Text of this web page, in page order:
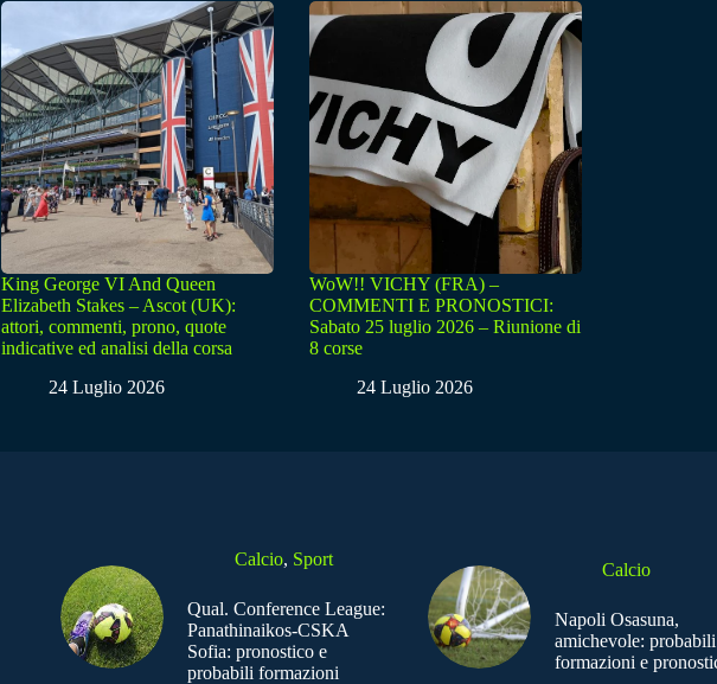
King George VI And Queen
Elizabeth Stakes – Ascot (UK):
attori, commenti, prono, quote
indicative ed analisi della corsa
24 Luglio 2026
WoW!! VICHY (FRA) –
COMMENTI E PRONOSTICI:
Sabato 25 luglio 2026 – Riunione di
8 corse
24 Luglio 2026
Calcio, Sport
Qual. Conference League:
Panathinaikos-CSKA
Sofia: pronostico e
probabili formazioni
Calcio
Napoli Osasuna,
amichevole: probabili
formazioni e